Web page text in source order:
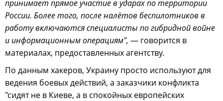
принимает прямое участие в ударах по территории
России. Более того, после налётов беспилотников в
работу включаются специалисты по гибридной войне
и информационным операциям", — говорится в
материалах, предоставленных агентству.
По данным хакеров, Украину просто используют для
ведения боевых действий, а заказчики конфликта
"сидят не в Киеве, а в спокойных европейских